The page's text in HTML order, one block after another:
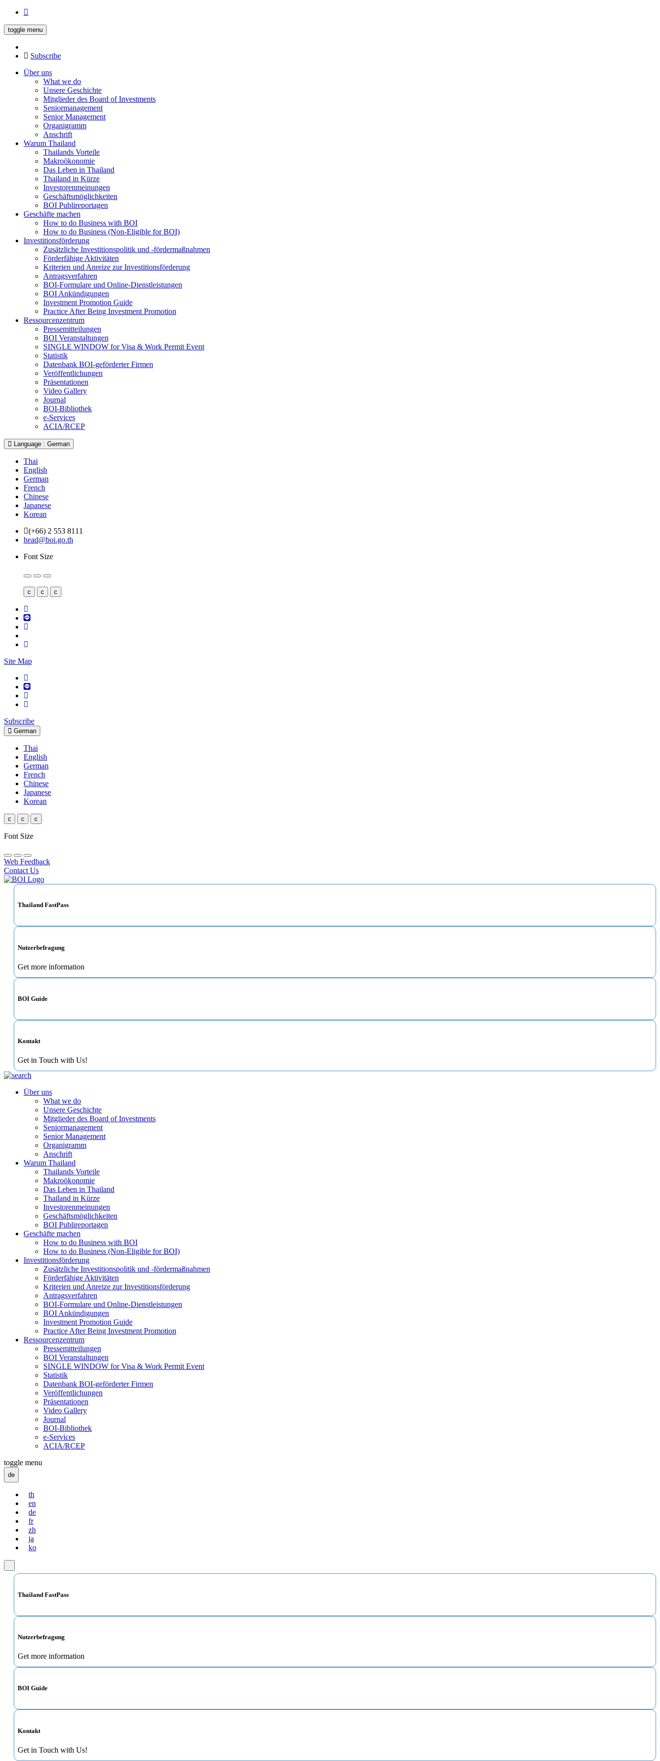
toggle menu
Subscribe
Über uns
What we do
Unsere Geschichte
Mitglieder des Board of Investments
Seniormanagement
Senior Management
Organigramm
Anschrift
Warum Thailand
Thailands Vorteile
Makroökonomie
Das Leben in Thailand
Thailand in Kürze
Investorenmeinungen
Geschäftsmöglichkeiten
BOI Publireportagen
Geschäfte machen
How to do Business with BOI
How to do Business (Non-Eligible for BOI)
Investitionsförderung
Zusätzliche Investitionspolitik und -fördermaßnahmen
Förderfähige Aktivitäten
Kriterien und Anreize zur Investitionsförderung
Antragsverfahren
BOI-Formulare und Online-Dienstleistungen
BOI Ankündigungen
Investment Promotion Guide
Practice After Being Investment Promotion
Ressourcenzentrum
Pressemitteilungen
BOI Veranstaltungen
SINGLE WINDOW for Visa & Work Permit Event
Statistik
Datenbank BOI-geförderter Firmen
Veröffentlichungen
Präsentationen
Video Gallery
Journal
BOI-Bibliothek
e-Services
ACIA/RCEP
Language : German
Thai
English
German
French
Chinese
Japanese
Korean
(+66) 2 553 8111
head@boi.go.th
Font Size
c c c
Site Map
Subscribe
German
Thai
English
German
French
Chinese
Japanese
Korean
c c c
Font Size
Web Feedback
Contact Us
Thailand FastPass
Nutzerbefragung
Get more information
BOI Guide
Kontakt
Get in Touch with Us!
Über uns
What we do
Unsere Geschichte
Mitglieder des Board of Investments
Seniormanagement
Senior Management
Organigramm
Anschrift
Warum Thailand
Thailands Vorteile
Makroökonomie
Das Leben in Thailand
Thailand in Kürze
Investorenmeinungen
Geschäftsmöglichkeiten
BOI Publireportagen
Geschäfte machen
How to do Business with BOI
How to do Business (Non-Eligible for BOI)
Investitionsförderung
Zusätzliche Investitionspolitik und -fördermaßnahmen
Förderfähige Aktivitäten
Kriterien und Anreize zur Investitionsförderung
Antragsverfahren
BOI-Formulare und Online-Dienstleistungen
BOI Ankündigungen
Investment Promotion Guide
Practice After Being Investment Promotion
Ressourcenzentrum
Pressemitteilungen
BOI Veranstaltungen
SINGLE WINDOW for Visa & Work Permit Event
Statistik
Datenbank BOI-geförderter Firmen
Veröffentlichungen
Präsentationen
Video Gallery
Journal
BOI-Bibliothek
e-Services
ACIA/RCEP
toggle menu
de
th
en
de
fr
zh
ja
ko
Thailand FastPass
Nutzerbefragung
Get more information
BOI Guide
Kontakt
Get in Touch with Us!